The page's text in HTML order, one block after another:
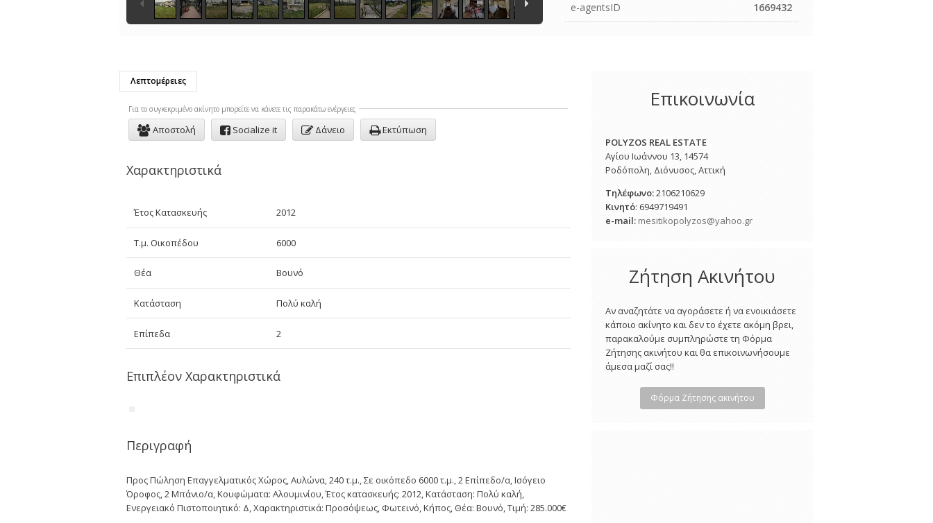
e-agentsID 1669432
Λεπτομέρειες
Για το συγκεκριμένo ακίνητο μπορείτε να κάνετε τις παρακάτω ενέργειες
Αποστολή Socialize it Δάνειο Εκτύπωση
Χαρακτηριστικά
Έτος Κατασκευής 2012
Τ.μ. Οικοπέδου 6000
Θέα Βουνό
Κατάσταση Πολύ καλή
Επίπεδα 2
Επιπλέον Χαρακτηριστικά
Περιγραφή
Προς Πώληση Επαγγελματικός Χώρος, Αυλώνα, 240 τ.μ., Σε οικόπεδο 6000 τ.μ., 2 Επίπεδο/α, Ισόγειο
Όροφος, 2 Μπάνιο/α, Kουφώματα: Αλουμινίου, Έτος κατασκευής: 2012, Κατάσταση: Πολύ καλή,
Ενεργειακό Πιστοποιητικό: Δ, Χαρακτηριστικά: Προσόψεως, Φωτεινό, Κήπος, Θέα: Βουνό, Τιμή: 285.000€
Επικοινωνία
POLYZOS REAL ESTATE
Αγίου Ιωάννου 13, 14574
Ροδόπολη, Διόνυσος, Αττική
Τηλέφωνο:2106210629
Κινητό: 6949719491
e-mail:mesitikopolyzos@yahoo.gr
Ζήτηση Ακινήτου
Αν αναζητάτε να αγοράσετε ή να ενοικιάσετε
κάποιο ακίνητο και δεν το έχετε ακόμη βρει,
παρακαλούμε συμπληρώστε τη Φόρμα
Ζήτησης ακινήτου και θα επικοινωνήσουμε
άμεσα μαζί σας!!
Φόρμα Ζήτησης ακινήτου